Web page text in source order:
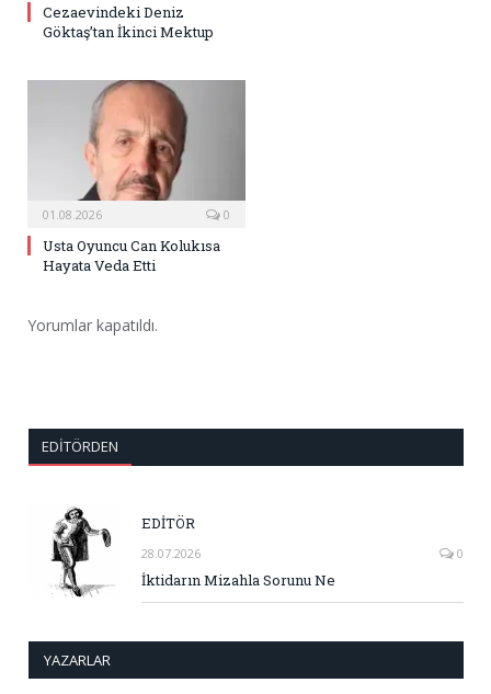
Cezaevindeki Deniz
Göktaş’tan İkinci Mektup
01.08.2026 0
Usta Oyuncu Can Kolukısa
Hayata Veda Etti
Yorumlar kapatıldı.
EDITÖRDEN
EDİTÖR
28.07.2026 0
İktidarın Mizahla Sorunu Ne
YAZARLAR